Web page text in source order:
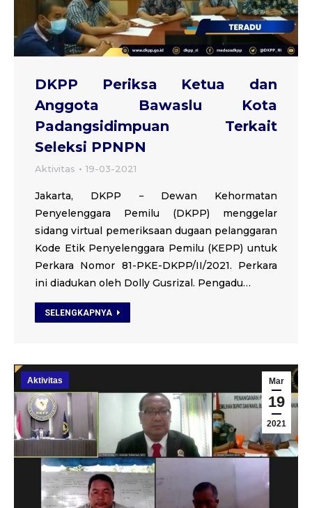
DKPP Periksa Ketua dan
Anggota Bawaslu Kota
Padangsidimpuan Terkait
Seleksi PPNPN
Aktivitas 19-03-2021
Jakarta, DKPP − Dewan Kehormatan
Penyelenggara Pemilu (DKPP) menggelar
sidang virtual pemeriksaan dugaan pelanggaran
Kode Etik Penyelenggara Pemilu (KEPP) untuk
Perkara Nomor 81-PKE-DKPP/II/2021. Perkara
ini diadukan oleh Dolly Gusrizal. Pengadu…
SELENGKAPNYA
Mar
19
2021
Aktivitas